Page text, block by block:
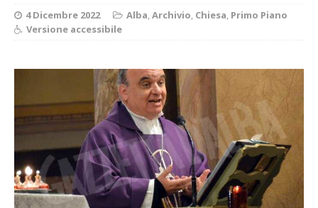
4 Dicembre 2022 Alba,Archivio, Chiesa, Primo Piano
Versione accessibile